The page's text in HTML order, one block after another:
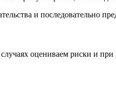
и последовательно
оцениваем риски и при